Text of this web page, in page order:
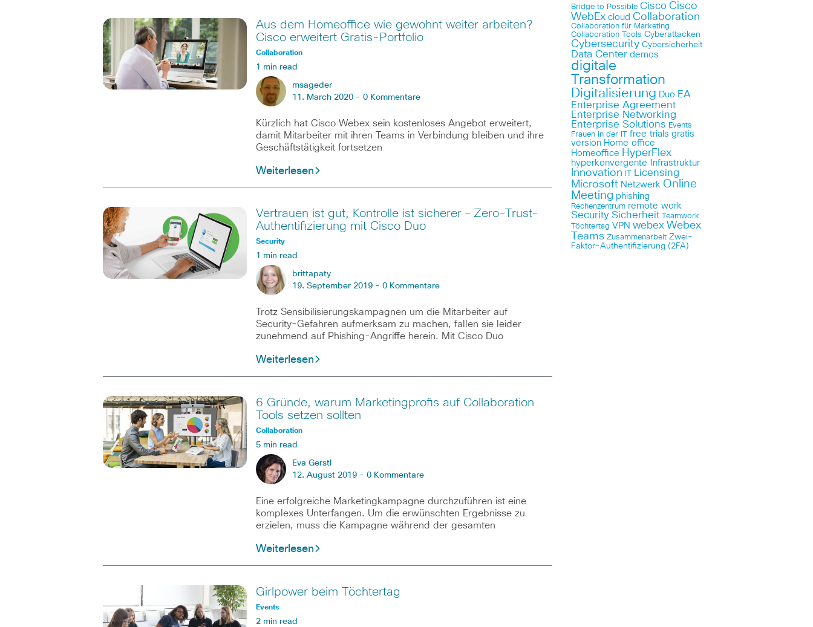
Aus dem Homeoffice wie gewohnt weiter arbeiten?
Cisco erweitert Gratis-Portfolio
Collaboration
1 min read
msageder
11. March 2020 - 0 Kommentare
Kürzlich hat Cisco Webex sein kostenloses Angebot erweitert,
damit Mitarbeiter mit ihren Teams in Verbindung bleiben und ihre
Geschäftstätigkeit fortsetzen
Weiterlesen
Vertrauen ist gut, Kontrolle ist sicherer – Zero-Trust-
Authentifizierung mit Cisco Duo
Security
1 min read
brittapaty
19. September 2019 - 0 Kommentare
Trotz Sensibilisierungskampagnen um die Mitarbeiter auf
Security-Gefahren aufmerksam zu machen, fallen sie leider
zunehmend auf Phishing-Angriffe herein. Mit Cisco Duo
Weiterlesen
6 Gründe, warum Marketingprofis auf Collaboration
Tools setzen sollten
Collaboration
5 min read
Eva Gerstl
12. August 2019 - 0 Kommentare
Eine erfolgreiche Marketingkampagne durchzuführen ist eine
komplexes Unterfangen. Um die erwünschten Ergebnisse zu
erzielen, muss die Kampagne während der gesamten
Weiterlesen
Girlpower beim Töchtertag
Events
2 min read
Bridge to Possible Cisco Cisco
WebEx cloud Collaboration
Collaboration für Marketing
Collaboration Tools Cyberattacken
Cybersecurity Cybersicherheit
Data Center demos
digitale
Transformation
Digitalisierung Duo EA
Enterprise Agreement
Enterprise Networking
Enterprise Solutions Events
Frauen in der IT free trials gratis
version Home office
Homeoffice HyperFlex
hyperkonvergente Infrastruktur
Innovation IT Licensing
Microsoft Netzwerk Online
Meeting phishing
Rechenzentrum remote work
Security Sicherheit Teamwork
Töchtertag VPN webex Webex
Teams Zusammenarbeit Zwei-
Faktor-Authentifizierung (2FA)